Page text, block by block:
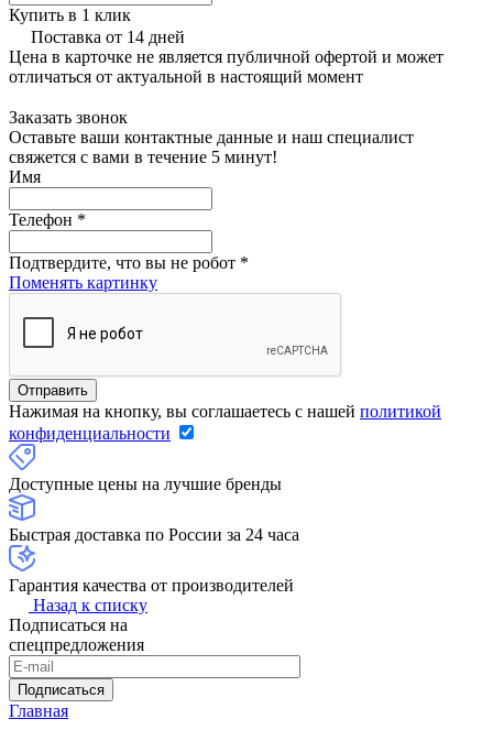
Купить в 1 клик
Поставка от 14 дней
Цена в карточке не является публичной офертой и может
отличаться от актуальной в настоящий момент
Заказать звонок
Оставьте ваши контактные данные и наш специалист
свяжется с вами в течение 5 минут!
Имя
Телефон *
Подтвердите, что вы не робот *
Поменять картинку
Нажимая на кнопку, вы соглашаетесь с нашей политикой
конфиденциальности
Доступные цены на лучшие бренды
Быстрая доставка по России за 24 часа
Гарантия качества от производителей
Назад к списку
Подписаться на
спецпредложения
Подписаться
Главная